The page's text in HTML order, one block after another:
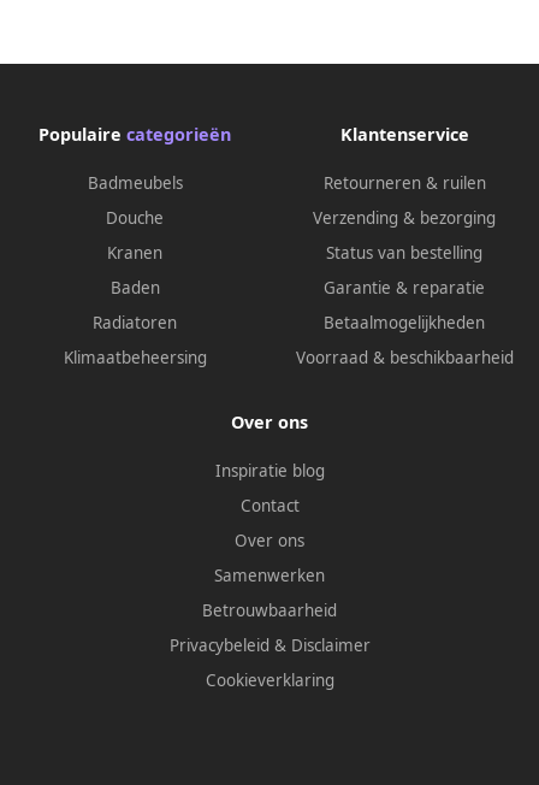
muurarm en 3-standen
mat zwart
Populaire categorieën
Badmeubels
Douche
Kranen
Baden
Radiatoren
Klimaatbeheersing
Klantenservice
Retourneren & ruilen
Verzending & bezorging
Status van bestelling
Garantie & reparatie
Betaalmogelijkheden
Voorraad & beschikbaarheid
Over ons
Inspiratie blog
Contact
Over ons
Samenwerken
Betrouwbaarheid
Privacybeleid & Disclaimer
Cookieverklaring